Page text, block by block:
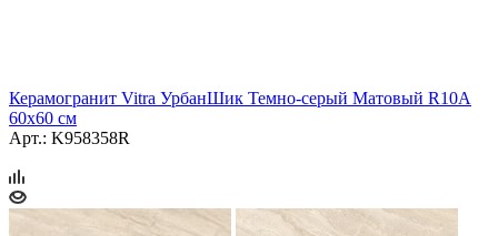
Керамогранит Vitra УрбанШик Темно-серый Матовый R10A
60x60 см
Арт.: K958358R